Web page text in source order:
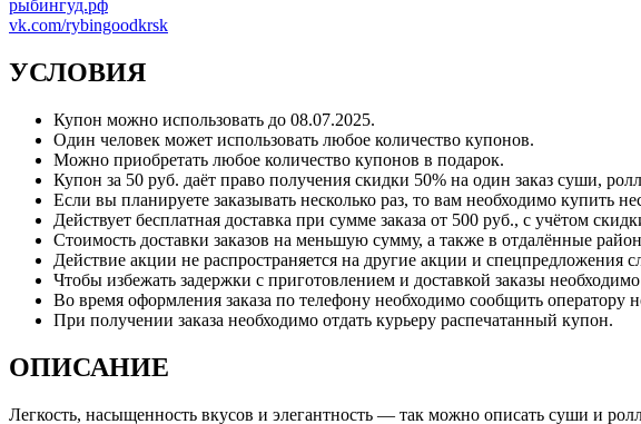
рыбингуд.рф
vk.com/rybingoodkrsk
УСЛОВИЯ
Купон можно использовать до 08.07.2025.
Один человек может использовать любое количество купонов.
Можно приобретать любое количество купонов в подарок.
Купон за 50 руб. даёт право получения скидки 50% на один заказ суши,
Если вы планируете заказывать несколько раз, то вам необходимо купить
Действует бесплатная доставка при сумме заказа от 500 руб., с учётом
Стоимость доставки заказов на меньшую сумму, а также в отдалённые
Действие акции не распространяется на другие акции и спецпредложения
Чтобы избежать задержки с приготовлением и доставкой заказы
Во время оформления заказа по телефону необходимо сообщить оператору
При получении заказа необходимо отдать курьеру распечатанный купон.
ОПИСАНИЕ
Легкость, насыщенность вкусов и элегантность — так можно описать суши и